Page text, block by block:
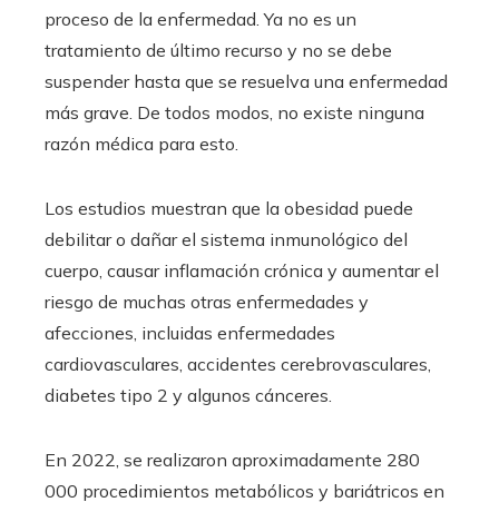
proceso de la enfermedad. Ya no es un
tratamiento de último recurso y no se debe
suspender hasta que se resuelva una enfermedad
más grave. De todos modos, no existe ninguna
razón médica para esto.
Los estudios muestran que la obesidad puede
debilitar o dañar el sistema inmunológico del
cuerpo, causar inflamación crónica y aumentar el
riesgo de muchas otras enfermedades y
afecciones, incluidas enfermedades
cardiovasculares, accidentes cerebrovasculares,
diabetes tipo 2 y algunos cánceres.
En 2022, se realizaron aproximadamente 280
000 procedimientos metabólicos y bariátricos en